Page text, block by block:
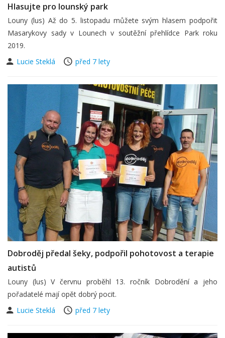
Hlasujte pro lounský park
Louny (lus) Až do 5. listopadu můžete svým hlasem podpořit
Masarykovy sady v Lounech v soutěžní přehlídce Park roku
2019.
Lucie Steklá
před 7 lety
Dobroděj předal šeky, podpořil pohotovost a terapie
autistů
Louny (lus) V červnu proběhl 13. ročník Dobrodění a jeho
pořadatelé mají opět dobrý pocit.
Lucie Steklá
před 7 lety